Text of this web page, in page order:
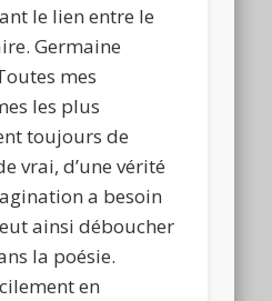
le lien entre le
Germaine
mes
les plus
toujours de
vrai, d’une vérité
a besoin
ainsi déboucher
la poésie.
en